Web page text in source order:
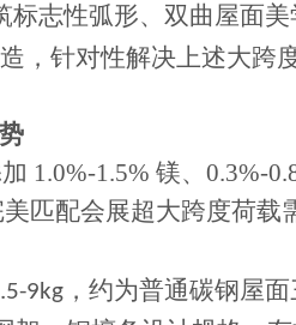
志性弧形、双曲屋面美
，针对性解决上述大跨
1.0%-1.5% 镁、0.3%-
匹配会展超大跨度荷载
9kg ，约为普通碳钢屋